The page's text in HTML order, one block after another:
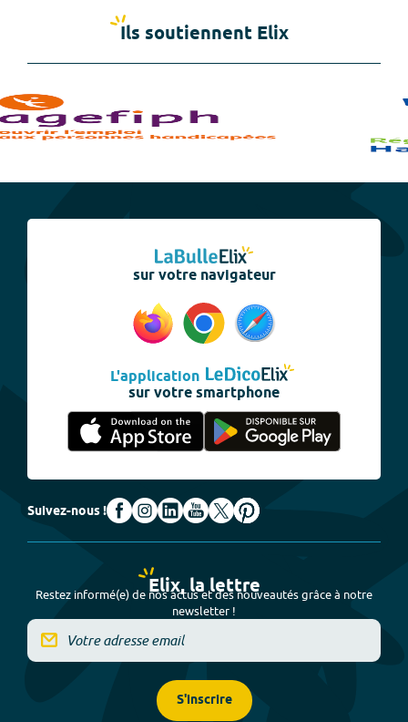
Ils soutiennent Elix
sur votre navigateur
L'application
sur votre smartphone
Suivez-nous !
Elix, la lettre
Restez informé(e) de nos actus et des nouveautés grâce à notre
newsletter !
S'inscrire